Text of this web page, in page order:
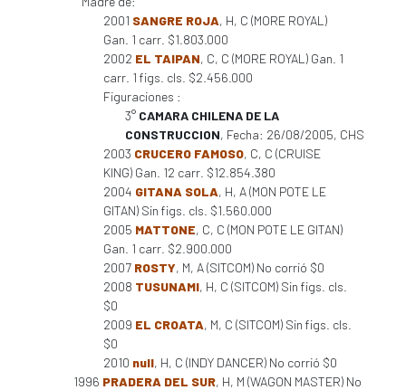
2001 SANGRE ROJA, H, C (MORE ROYAL)
Gan. 1 carr. $1.803.000
2002 EL TAIPAN, C, C (MORE ROYAL) Gan. 1
carr. 1 figs. cls. $2.456.000
Figuraciones :
3° CAMARA CHILENA DE LA
CONSTRUCCION, Fecha: 26/08/2005, CHS
2003 CRUCERO FAMOSO, C, C (CRUISE
KING) Gan. 12 carr. $12.854.380
2004 GITANA SOLA, H, A (MON POTE LE
GITAN) Sin figs. cls. $1.560.000
2005 MATTONE, C, C (MON POTE LE GITAN)
Gan. 1 carr. $2.900.000
2007 ROSTY, M, A (SITCOM) No corrió $0
2008 TUSUNAMI, H, C (SITCOM) Sin figs. cls.
$0
2009 EL CROATA, M, C (SITCOM) Sin figs. cls.
$0
2010 null, H, C (INDY DANCER) No corrió $0
1996 PRADERA DEL SUR, H, M (WAGON MASTER) No